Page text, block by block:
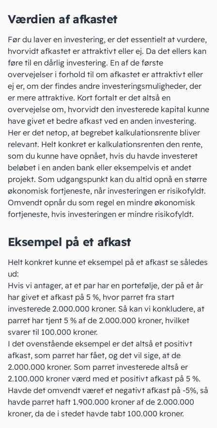
Værdien af afkastet
Før du laver en investering, er det essentielt at vurdere,
hvorvidt afkastet er attraktivt eller ej. Da det ellers kan
føre til en dårlig investering. En af de første
overvejelser i forhold til om afkastet er attraktivt eller
ej er, om der findes andre investeringsmuligheder, der
er mere attraktive. Kort fortalt er det altså en
overvejelse om, hvorvidt den investerede kapital kunne
have givet et bedre afkast ved en anden investering.
Her er det netop, at begrebet kalkulationsrente bliver
relevant. Helt konkret er kalkulationsrenten den rente,
som du kunne have opnået, hvis du havde investeret
beløbet i en anden bank eller eksempelvis et andet
projekt. Som udgangspunkt kan du altid opnå en større
økonomisk fortjeneste, når investeringen er risikofyldt.
Omvendt opnår du som regel en mindre økonomisk
fortjeneste, hvis investeringen er mindre risikofyldt.
Eksempel på et afkast
Helt konkret kunne et eksempel på et afkast se således
ud:
Hvis vi antager, at et par har en portefølje, der på et år
har givet et afkast på 5 %, hvor parret fra start
investerede 2.000.000 kroner. Så kan vi konkludere, at
parret har tjent 5 % af de 2.000.000 kroner, hvilket
svarer til 100.000 kroner.
I det ovenstående eksempel er det altså et positivt
afkast, som parret har fået, og det vil sige, at de
2.000.000 kroner. Som parret investerede altså er
2.100.000 kroner værd med et positivt afkast på 5 %.
Havde det omvendt været et negativt afkast på -5%, så
havde parret haft 1.900.000 kroner af de 2.000.000
kroner, da de i stedet havde tabt 100.000 kroner.